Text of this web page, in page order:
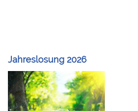
Jahreslosung 2026